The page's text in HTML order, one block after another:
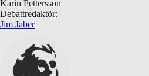
Karin Pettersson
Debattredaktör:
Jim Jaber